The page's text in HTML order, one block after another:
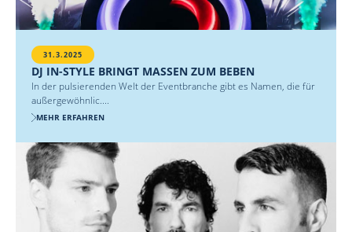
31.3.2025
DJ IN-STYLE BRINGT MASSEN ZUM BEBEN
In der pulsierenden Welt der Eventbranche gibt es Namen, die für
außergewöhnlic....
MEHR ERFAHREN